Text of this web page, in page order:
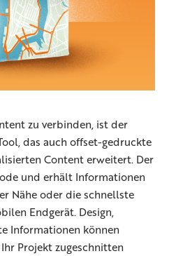
zu verbinden, ist der
das auch offset-gedruckte
Content erweitert. Der
und erhält Informationen
Nähe oder die schnellste
Endgerät. Design,
Informationen können
Projekt zugeschnitten